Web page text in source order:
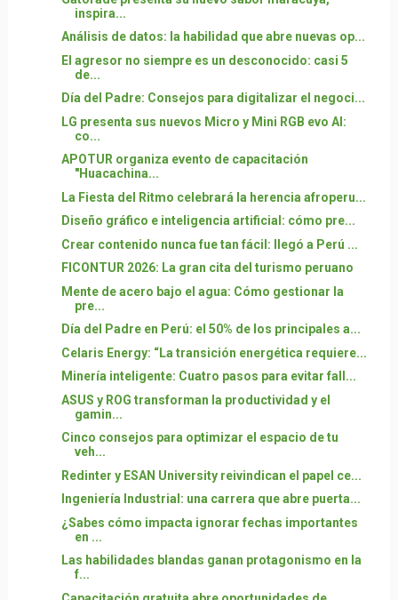
inspira...
Análisis de datos: la habilidad que abre nuevas op...
El agresor no siempre es un desconocido: casi 5
de...
Día del Padre: Consejos para digitalizar el negoci...
LG presenta sus nuevos Micro y Mini RGB evo AI:
co...
APOTUR organiza evento de capacitación
"Huacachina...
La Fiesta del Ritmo celebrará la herencia afroperu...
Diseño gráfico e inteligencia artificial: cómo pre...
Crear contenido nunca fue tan fácil: llegó a Perú ...
FICONTUR 2026: La gran cita del turismo peruano
Mente de acero bajo el agua: Cómo gestionar la
pre...
Día del Padre en Perú: el 50% de los principales a...
Celaris Energy: “La transición energética requiere...
Minería inteligente: Cuatro pasos para evitar fall...
ASUS y ROG transforman la productividad y el
gamin...
Cinco consejos para optimizar el espacio de tu
veh...
Redinter y ESAN University reivindican el papel ce...
Ingeniería Industrial: una carrera que abre puerta...
¿Sabes cómo impacta ignorar fechas importantes
en ...
Las habilidades blandas ganan protagonismo en la
f...